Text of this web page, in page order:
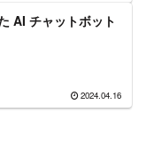
AI チャットボット
2024.04.16